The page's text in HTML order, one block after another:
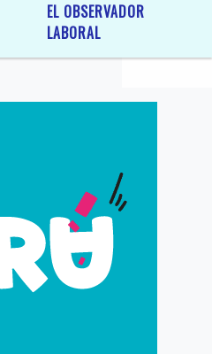
EL OBSERVADOR
LABORAL